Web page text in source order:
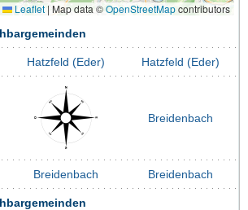
Leaflet | Map data ©OpenStreetMapcontributors
Hatzfeld (Eder) Hatzfeld (Eder)
Breidenbach
Breidenbach Breidenbach